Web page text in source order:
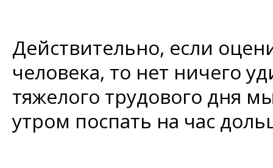
Действительно, если
человека, то нет ничего
тяжелого трудового дня
утром поспать на час